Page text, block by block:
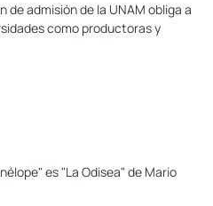
de admisión de la UNAM obliga a
como productoras y
es "La Odisea" de Mario